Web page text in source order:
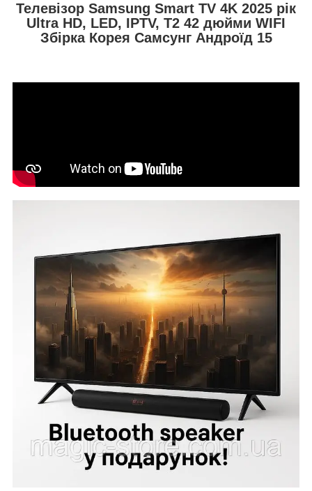
Телевізор Samsung Smart TV 4K 2025 рік
Ultra HD, LED, IPTV, T2 42 дюйми WIFI
Збірка Корея Самсунг Андроїд 15